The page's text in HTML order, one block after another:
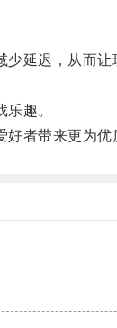
延迟，从而让
趣。
者带来更为优